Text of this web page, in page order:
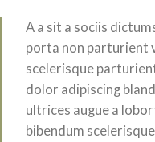
A a sit a sociis
porta non parturient
scelerisque
dolor adipiscing
ultrices augue a
bibendum